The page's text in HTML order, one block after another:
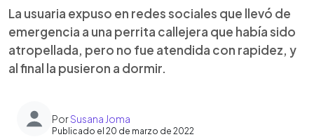
La usuaria expuso en redes sociales que llevó de
emergencia a una perrita callejera que había sido
atropellada, pero no fue atendida con rapidez, y
al final la pusieron a dormir.
PorSusana Joma
Publicado el 20 de marzo de 2022